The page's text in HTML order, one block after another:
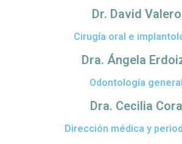
Dr. David Valero
Cirugía oral e
Dra. Ángela
Odontología general
Dra. Cecilia Cora
Dirección médica y